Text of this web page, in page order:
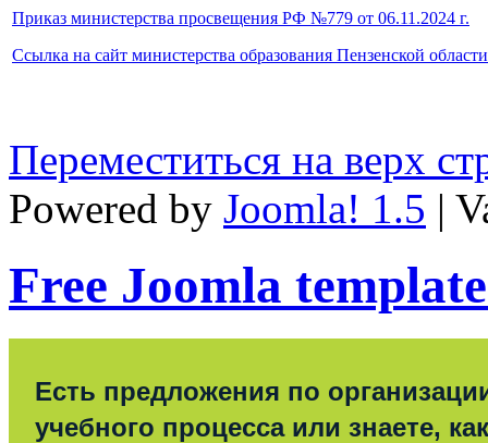
Приказ министерства просвещения РФ №779 от 06.11.2024 г.
Ссылка на сайт министерства образования Пензенской
Переместиться на верх
Powered by Joomla! 1.5 |
Free Joomla
Есть предложения по
учебного процесса или знаете, как